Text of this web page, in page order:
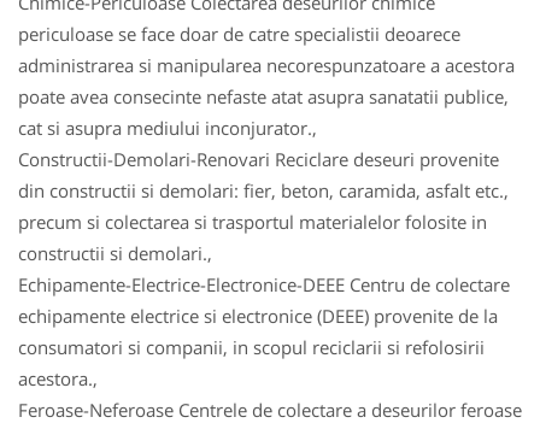
periculoase se face doar de catre specialistii deoarece
administrarea si manipularea necorespunzatoare a acestora
poate avea consecinte nefaste atat asupra sanatatii publice,
cat si asupra mediului inconjurator.,
Constructii-Demolari-Renovari Reciclare deseuri provenite
din constructii si demolari: fier, beton, caramida, asfalt etc.,
precum si colectarea si trasportul materialelor folosite in
constructii si demolari.,
Echipamente-Electrice-Electronice-DEEE Centru de colectare
echipamente electrice si electronice (DEEE) provenite de la
consumatori si companii, in scopul reciclarii si refolosirii
acestora.,
Feroase-Neferoase Centrele de colectare a deseurilor feroase